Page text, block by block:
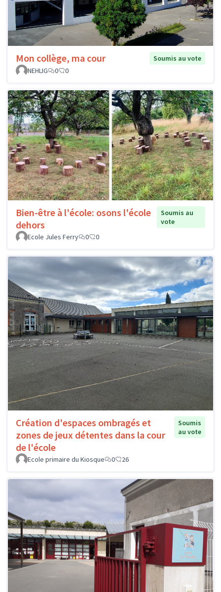
Mon collège, ma cour
Soumis au vote
NEHLIG
0 0
Bien-être à l'école: osons l'école
dehors
Soumis au
vote
Ecole Jules Ferry
0 0
Création d'espaces ombragés et
zones de jeux détentes dans la cour
de l'école
Soumis
au vote
Ecole primaire du Kiosque 0 26